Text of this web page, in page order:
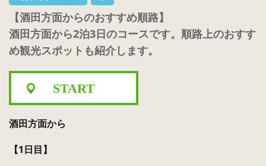
【酒田方面からのおすすめ順路】
酒田方面から2泊3日のコースです。順路上のおすす
め観光スポットも紹介します。
START
酒田方面から
【1日目】